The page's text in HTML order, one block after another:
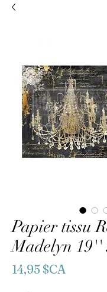
Papier tissu
Madelyn
14,95 $CA